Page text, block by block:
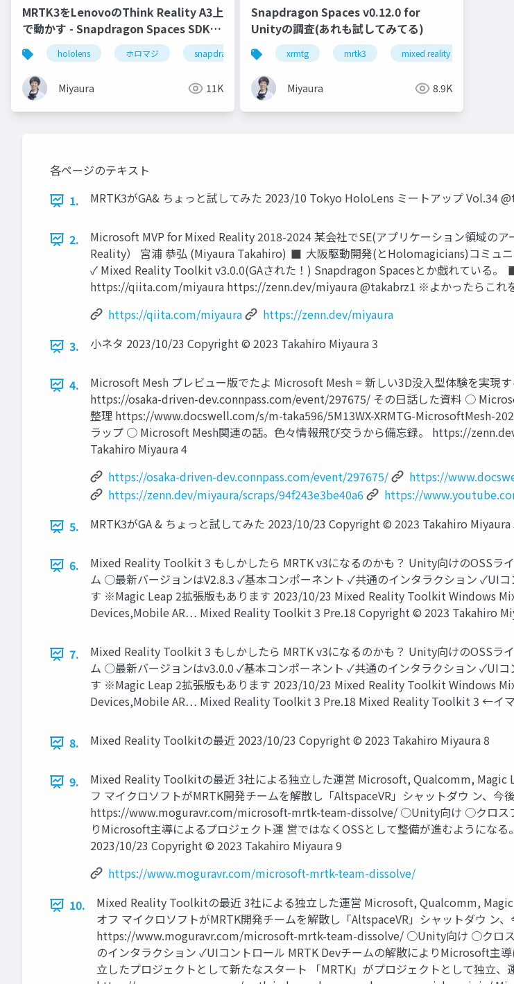
MRTK3をLenovoのThink Reality A3上
で動かす - Snapdragon Spaces SDKの
紹介
hololens ホロマジ snapdragonspaces mrtk3 xr unity
Miyaura 11K
Snapdragon Spaces v0.12.0 for
Unityの調査(あれも試してみてる)
xrmtg mrtk3 mixed reality
Miyaura 8.9K
各ページのテキスト
1.
MRTK3がGA& ちょっと試してみた 2023/10 Tokyo HoloLens ミートアップ Vol.34
2.
Microsoft MVP for Mixed Reality 2018-2024 某会社でSE(アプリケーション領域の
Reality） 宮浦 恭弘 (Miyaura Takahiro) ◼ 大阪駆動開発(とHolomagicians)コミ
✓ Mixed Reality Toolkit v3.0.0(GAされた！) Snapdragon Spacesとか戯れている。
https://qiita.com/miyaura https://zenn.dev/miyaura @takabrz1 ※よかったらこれ
https://qiita.com/miyaura
https://zenn.dev/miyaura
3.
小ネタ 2023/10/23 Copyright © 2023 Takahiro Miyaura 3
4.
Microsoft Mesh プレビュー版でたよ Microsoft Mesh = 新しい3D没入型体験を実現
https://osaka-driven-dev.connpass.com/event/297675/ その日話した資料 ○
整理 https://www.docswell.com/s/m-taka596/5M13WX-XRMTG-MicrosoftMesh-
ラップ ○ Microsoft Mesh関連の話。色々情報飛び交うから備忘録。 https://
Takahiro Miyaura 4
https://osaka-driven-dev.connpass.com/event/297675/
https://
https://zenn.dev/miyaura/scraps/94f243e3be40a6
https://
5.
MRTK3がGA & ちょっと試してみた 2023/10/23 Copyright © 2023 Takahiro Miyaura
6.
Mixed Reality Toolkit 3 もしかしたら MRTK v3になるのかも？ Unity向けのOSS
ム ○最新バージョンはV2.8.3 ✓基本コンポーネント ✓共通のインタラクション ✓UI
す ※Magic Leap 2拡張版もあります 2023/10/23 Mixed Reality Toolkit Windows
Devices,Mobile AR… Mixed Reality Toolkit 3 Pre.18 Copyright © 2023 Takahiro
7.
Mixed Reality Toolkit 3 もしかしたら MRTK v3になるのかも？ Unity向けのOSS
ム ○最新バージョンはv3.0.0 ✓基本コンポーネント ✓共通のインタラクション ✓UI
す ※Magic Leap 2拡張版もあります 2023/10/23 Mixed Reality Toolkit Windows
Devices,Mobile AR… Mixed Reality Toolkit 3 Pre.18 Mixed Reality Toolkit 3 ←イ
8. Mixed Reality Toolkitの最近 2023/10/23 Copyright © 2023 Takahiro Miyaura 8
9.
Mixed Reality Toolkitの最近 3社による独立した運営 Microsoft, Qualcomm, Magic
フ マイクロソフトがMRTK開発チームを解散し「AltspaceVR」シャットダウ ン、
https://www.moguravr.com/microsoft-mrtk-team-dissolve/ ○Unity向け ○クロス
りMicrosoft主導によるプロジェクト運 営ではなくOSSとして整備が進むようにな
2023/10/23 Copyright © 2023 Takahiro Miyaura 9
https://www.moguravr.com/microsoft-mrtk-team-dissolve/
10.
Mixed Reality Toolkitの最近 3社による独立した運営 Microsoft, Qualcomm,
オフ マイクロソフトがMRTK開発チームを解散し「AltspaceVR」シャットダウ
https://www.moguravr.com/microsoft-mrtk-team-dissolve/ ○Unity向け ○クロス
のインタラクション ✓UIコントロール MRTK Devチームの解散によりMicrosoft主
立したプロジェクトとして新たなスタート 「MRTK」がプロジェクトとして独立